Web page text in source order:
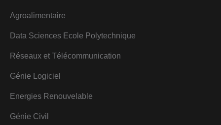
Agroalimentaire
Data Sciences Ecole Polytechnique
Réseaux et Télécommunication
Génie Logiciel
Energies Renouvelable
Génie Civil